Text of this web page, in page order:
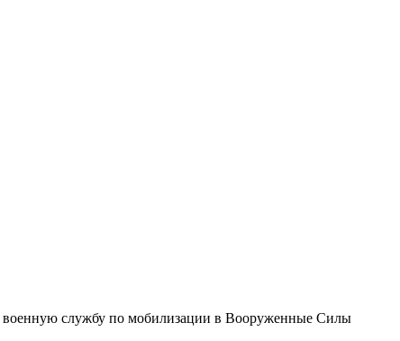
военную службу по мобилизации в Вооруженные Силы